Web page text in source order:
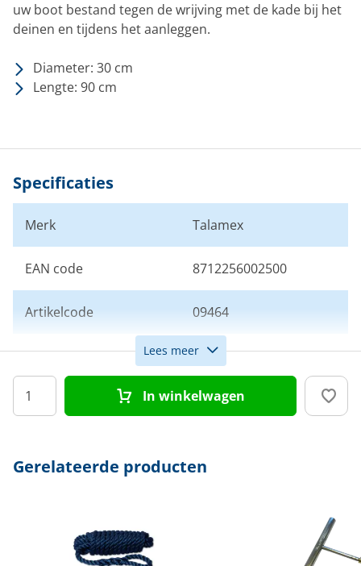
uw boot bestand tegen de wrijving met de kade bij het
deinen en tijdens het aanleggen.
Diameter: 30 cm
Lengte: 90 cm
Specificaties
Merk Talamex
EAN code 8712256002500
Artikelcode 09464
Kleur Navy
Afmeting 30 x 90 cm
Lees meer
In winkelwagen
Gerelateerde producten